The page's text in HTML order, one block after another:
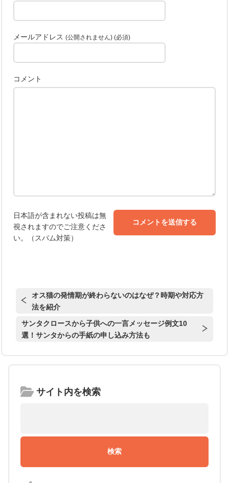
メールアドレス(公開されません) (必須)
コメント
日本語が含まれない投稿は無
視されますのでご注意くださ
い。（スパム対策）
オス猫の発情期が終わらないのはなぜ？時期や対応方
法を紹介
サンタクロースから子供への一言メッセージ例文10
選！サンタからの手紙の申し込み方法も
サイト内を検索